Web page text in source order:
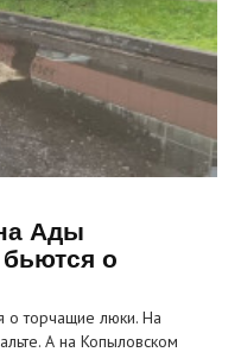
Ады
о
о торчащие люки. На
А на Копыловском